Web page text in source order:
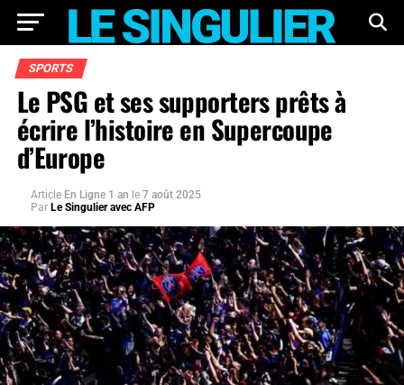
SPORTS
Le PSG et ses supporters prêts à
écrire l’histoire en Supercoupe
d’Europe
Article En Ligne 1 an le 7 août 2025
Par Le Singulier avec AFP